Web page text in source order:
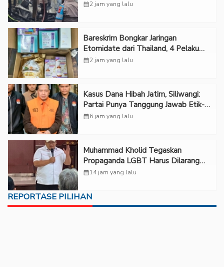
calendar_month2 jam yang lalu
Bareskrim Bongkar Jaringan
Etomidate dari Thailand, 4 Pelaku
Ditangkap
calendar_month2 jam yang lalu
Kasus Dana Hibah Jatim, Siliwangi:
Partai Punya Tanggung Jawab Etik-
Politik
calendar_month6 jam yang lalu
Muhammad Kholid Tegaskan
Propaganda LGBT Harus Dilarang
dan Minta Negara Melindungi Korban
calendar_month14 jam yang lalu
REPORTASE PILIHAN